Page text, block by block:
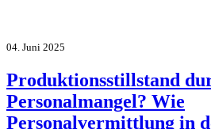
04. Juni 2025
Produktionsstillstand
Personalmangel? Wie
Personalvermittlung in